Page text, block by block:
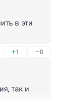
в эти
+1 –0
так и